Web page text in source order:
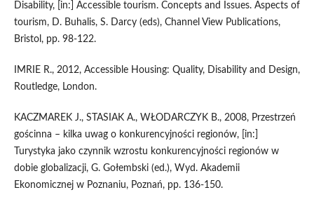
Disability, [in:] Accessible tourism. Concepts and Issues. Aspects of
tourism, D. Buhalis, S. Darcy (eds), Channel View Publications,
Bristol, pp. 98-122.
IMRIE R., 2012, Accessible Housing: Quality, Disability and Design,
Routledge, London.
KACZMAREK J., STASIAK A., WŁODARCZYK B., 2008, Przestrzeń
gościnna – kilka uwag o konkurencyjności regionów, [in:]
Turystyka jako czynnik wzrostu konkurencyjności regionów w
dobie globalizacji, G. Gołembski (ed.), Wyd. Akademii
Ekonomicznej w Poznaniu, Poznań, pp. 136-150.